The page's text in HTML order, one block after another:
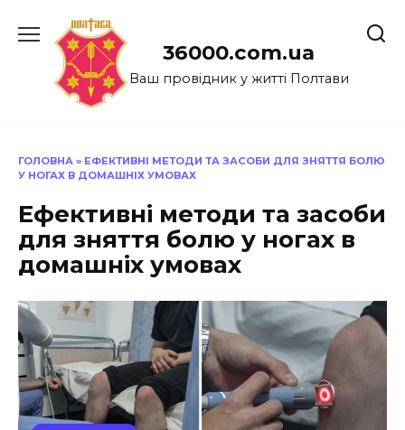
до
36000.com.ua
Ваш провідник у житті Полтави
ГОЛОВНА » ЕФЕКТИВНІ МЕТОДИ ТА ЗАСОБИ ДЛЯ ЗНЯТТЯ БОЛЮ
У НОГАХ В ДОМАШНІХ УМОВАХ
Ефективні методи та засоби
для зняття болю у ногах в
домашніх умовах